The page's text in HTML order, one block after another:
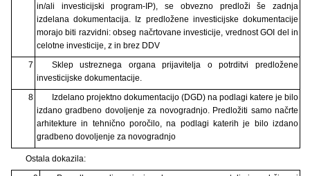
in/ali investicijski program-IP), se obvezno predloži še zadnja
izdelana dokumentacija. Iz predložene investicijske dokumentacije
morajo biti razvidni: obseg načrtovane investicije, vrednost GOI del in
celotne investicije, z in brez DDV
7
Sklep ustreznega organa prijavitelja o potrditvi predložene
investicijske dokumentacije.
8
Izdelano projektno dokumentacijo (DGD) na podlagi katere je bilo
izdano gradbeno dovoljenje za novogradnjo. Predložiti samo načrte
arhitekture in tehnično poročilo, na podlagi katerih je bilo izdano
gradbeno dovoljenje za novogradnjo
Ostala dokazila: